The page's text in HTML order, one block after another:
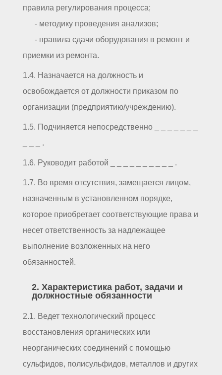
правила регулирования процесса;
- методику проведения анализов;
- правила сдачи оборудования в ремонт и
приемки из ремонта.
1.4. Назначается на должность и
освобождается от должности приказом по
организации (предприятию/учреждению).
1.5. Подчиняется непосредственно _ _ _ _ _ _ _
_ _ _ .
1.6. Руководит работой _ _ _ _ _ _ _ _ _ _ .
1.7. Во время отсутствия, замещается лицом,
назначенным в установленном порядке,
которое приобретает соответствующие права и
несет ответственность за надлежащее
выполнение возложенных на него
обязанностей.
2. Характеристика работ, задачи и
должностные обязанности
2.1. Ведет технологический процесс
восстановления органических или
неорганических соединений с помощью
сульфидов, полисульфидов, металлов и других